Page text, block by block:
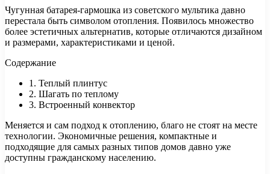
Чугунная батарея-гармошка из советского мультика давно
перестала быть символом отопления. Появилось множество
более эстетичных альтернатив, которые отличаются дизайном
и размерами, характеристиками и ценой.
Содержание
1. Теплый плинтус
2. Шагать по теплому
3. Встроенный конвектор
Меняется и сам подход к отоплению, благо не стоят на месте
технологии. Экономичные решения, компактные и
подходящие для самых разных типов домов давно уже
доступны гражданскому населению.